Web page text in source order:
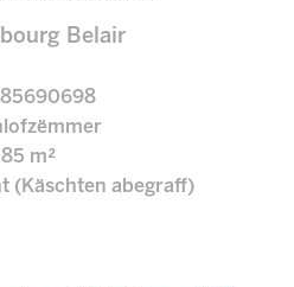
Belair
85690698
85 m²
(Käschten abegraff)